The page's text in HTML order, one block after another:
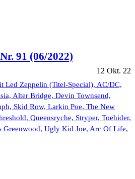
91 (06/2022)
12 Okt. 22
Led Zeppelin (Titel-Special), AC/DC,
Alter Bridge, Devin Townsend,
Skid Row, Larkin Poe, The New
Queensryche, Stryper, Toehider,
Greenwood, Ugly Kid Joe, Arc Of Life,